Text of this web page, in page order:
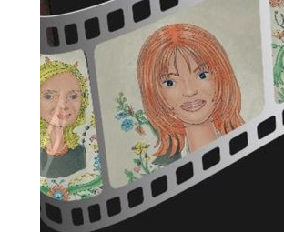
Seri İlanlar
Londra
İngiltere
İş & Ekonomi
Videolar